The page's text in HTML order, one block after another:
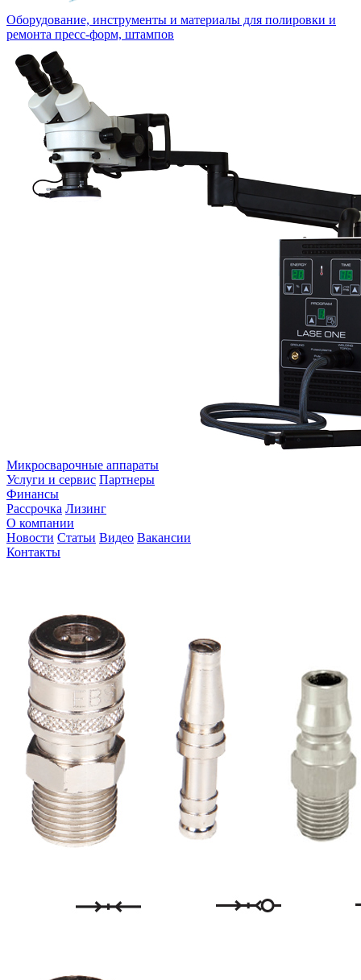
Оборудование, инструменты и материалы для полировки и
ремонта пресс-форм, штампов
Микросварочные аппараты
Услуги и сервис Партнеры
Финансы
Рассрочка Лизинг
О компании
Новости Статьи Видео Вакансии
Контакты